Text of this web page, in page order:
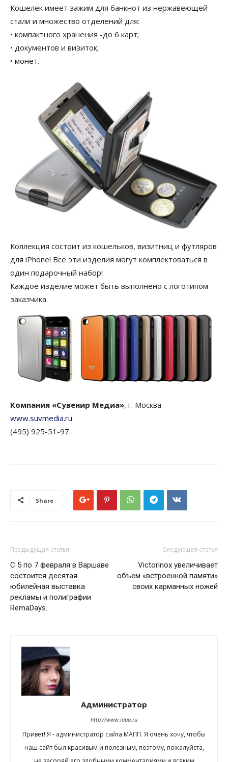
Кошелек имеет зажим для банкнот из нержавеющей
стали и множество отделений для:
• компактного хранения -до 6 карт;
• документов и визиток;
• монет.
Коллекция состоит из кошельков, визитниц и футляров
для iPhone! Все эти изделия могут комплектоваться в
один подарочный набор!
Каждое изделие может быть выполнено с логотипом
заказчика.
Компания «Сувенир Медиа», г. Москва
www.suvmedia.ru
(495) 925-51-97
Share
Предыдущая статья
С 5 по 7 февраля в Варшаве
состоится десятая
юбилейная выставка
рекламы и полиграфии
RemaDays.
Следующая статья
Victorinox увеличивает
объем «встроенной памяти»
своих карманных ножей
Администратор
http://www.iapp.ru
Привет! Я - администратор сайта МАПП. Я очень хочу, чтобы
наш сайт был красивым и полезным, поэтому, пожалуйста,